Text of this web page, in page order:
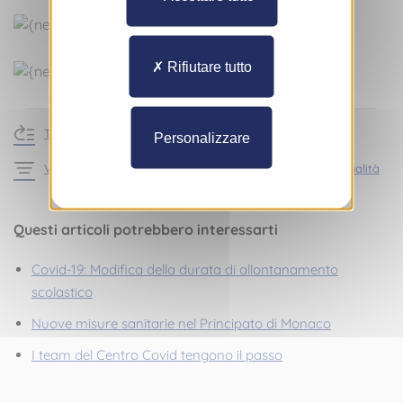
Torna alle news
Vedi gli articoli della sezione Informazioni pratiche - Attualità
Questi articoli potrebbero interessarti
Covid-19: Modifica della durata di allontanamento
scolastico
Nuove misure sanitarie nel Principato di Monaco
I team del Centro Covid tengono il passo
Rifiutare tutto
Personalizzare